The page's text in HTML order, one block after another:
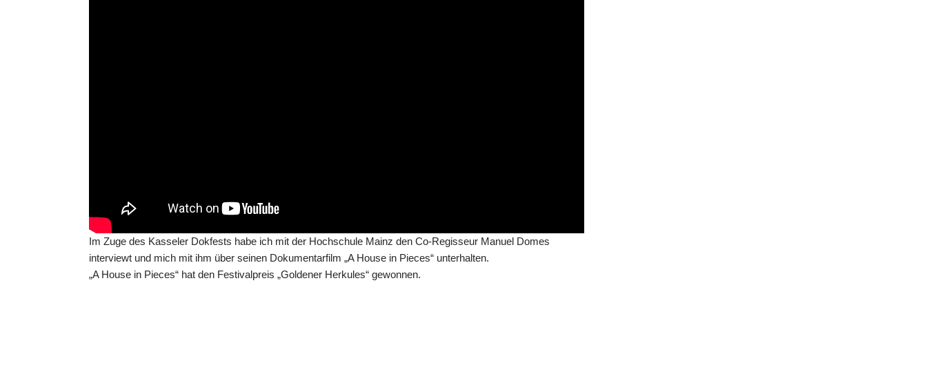
Im Zuge des Kasseler Dokfests habe ich mit der Hochschule Mainz den Co-Regisseur Manuel Domes
interviewt und mich mit ihm über seinen Dokumentarfilm „A House in Pieces“ unterhalten.
„A House in Pieces“ hat den Festivalpreis „Goldener Herkules“ gewonnen.